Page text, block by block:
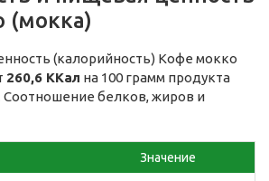
(мокка)
(калорийность) Кофе мокко
260,6 ККал на 100 грамм продукта
Соотношение белков, жиров и
Значение